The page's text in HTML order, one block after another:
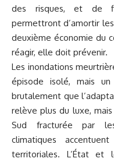
des risques, et de
permettront d’amortir les
deuxième économie du
réagir, elle doit prévenir.
Les inondations
épisode isolé, mais
brutalement que
relève plus du luxe,
Sud fracturée par
climatiques
territoriales. L’État et